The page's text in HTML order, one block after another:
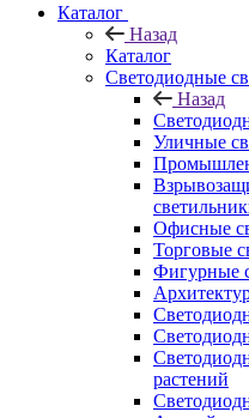
Каталог
Назад
Каталог
Светодиодные
Назад
Уличные
Офисные
Торговые
Фигурные
растений